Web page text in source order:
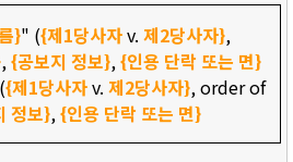
}" ({제1당사자v. 제2당사자},
,{공보지 정보},{인용 단락 또는 면}
{제1당사자v. 제2당사자}, order of
정보},{인용 단락 또는 면}